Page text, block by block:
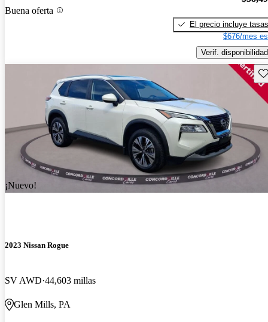
Buena oferta
El precio incluye tasas
$676/mes
Verif. disponibilidad
¡Nuevo!
2023 Nissan Rogue
SV AWD 44,603 millas
Glen Mills, PA